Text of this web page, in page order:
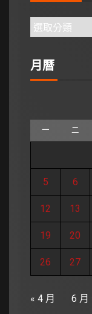
月曆
一 二
5 6
12 13
19 20
26 27
« 4 月 6 月